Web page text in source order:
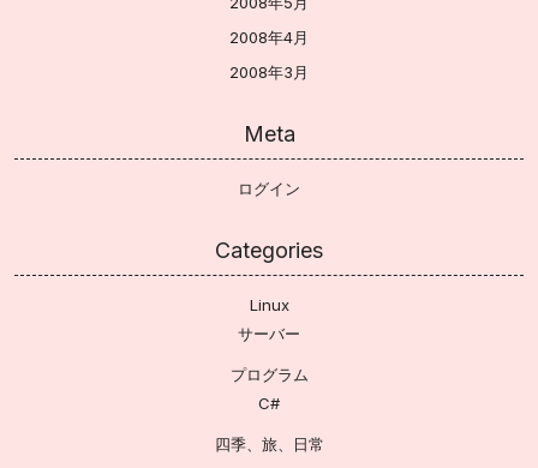
2008年4月
2008年3月
Meta
ログイン
Categories
Linux
サーバー
プログラム
C#
四季、旅、日常